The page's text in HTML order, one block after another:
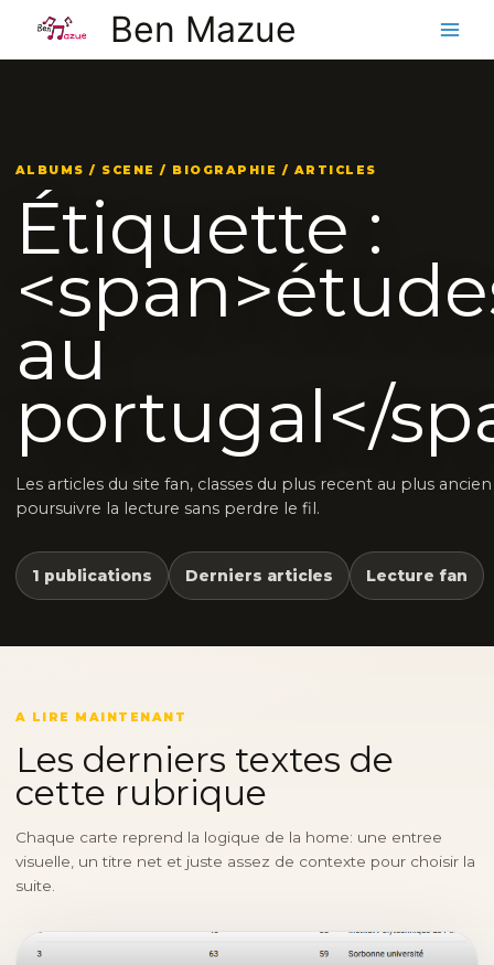
contenu
Ben Mazue
ALBUMS / SCENE / BIOGRAPHIE / ARTICLES
Étiquette :
au
portugal</
Les articles du site fan, classes du plus recent au plus
poursuivre la lecture sans perdre le fil.
1 publications Derniers articles Lecture fan
A LIRE MAINTENANT
Les derniers textes de
cette rubrique
Chaque carte reprend la logique de la home: une entree
visuelle, un titre net et juste assez de contexte pour choisir la
suite.